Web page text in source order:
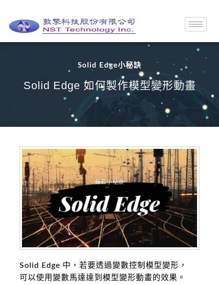
Solid Edge小秘訣
Solid Edge 如何製作模型變形動畫
Solid Edge 中，若要透過變數控制模型變形，
可以使用變數馬達達到模型變形動畫的效果。